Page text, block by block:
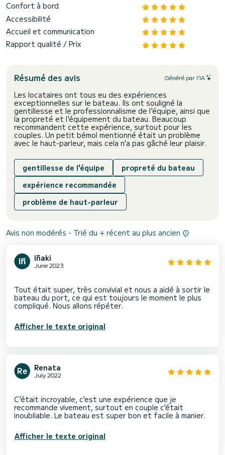
Confort à bord
Accessibilité
Accueil et communication
Rapport qualité / Prix
Résumé des avis Généré par l'IA
Les locataires ont tous eu des expériences
exceptionnelles sur le bateau. Ils ont souligné la
gentillesse et le professionnalisme de l'équipe, ainsi que
la propreté et l'équipement du bateau. Beaucoup
recommandent cette expérience, surtout pour les
couples. Un petit bémol mentionné était un problème
avec le haut-parleur, mais cela n'a pas gâché leur plaisir.
gentillesse de l'équipe
propreté du bateau
expérience recommandée
problème de haut-parleur
Avis non modérés - Trié du + récent au plus ancien
Iñaki
June 2023
Tout était super, très convivial et nous a aidé à sortir le
bateau du port, ce qui est toujours le moment le plus
Afficher le texte original
Renata
July 2022
C'était incroyable, c'est une expérience que je
recommande vivement, surtout en couple c'était
Afficher le texte original